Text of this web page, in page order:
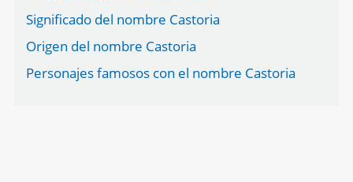
Significado del nombre Castoria
Origen del nombre Castoria
Personajes famosos con el nombre Castoria